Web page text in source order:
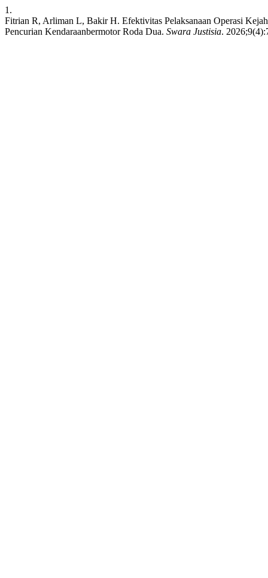
1.
Fitrian R, Arliman L, Bakir H. Efektivitas Pelaksanaan Operasi
Pencurian Kendaraanbermotor Roda Dua. Swara Justisia.